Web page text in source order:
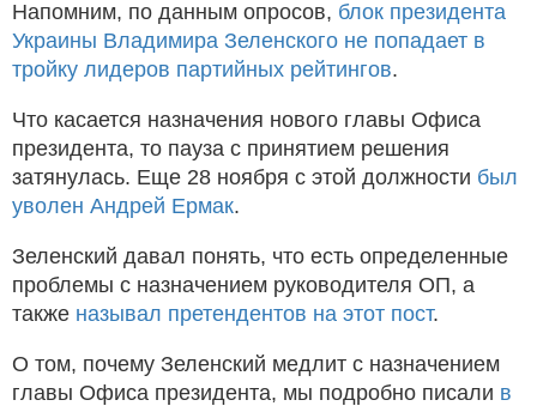
Напомним, по данным опросов, блок президента
Украины Владимира Зеленского не попадает в
тройку лидеров партийных рейтингов.
Что касается назначения нового главы Офиса
президента, то пауза с принятием решения
затянулась. Еще 28 ноября с этой должности был
уволен Андрей Ермак.
Зеленский давал понять, что есть определенные
проблемы с назначением руководителя ОП, а
также называл претендентов на этот пост.
О том, почему Зеленский медлит с назначением
главы Офиса президента, мы подробно писали в